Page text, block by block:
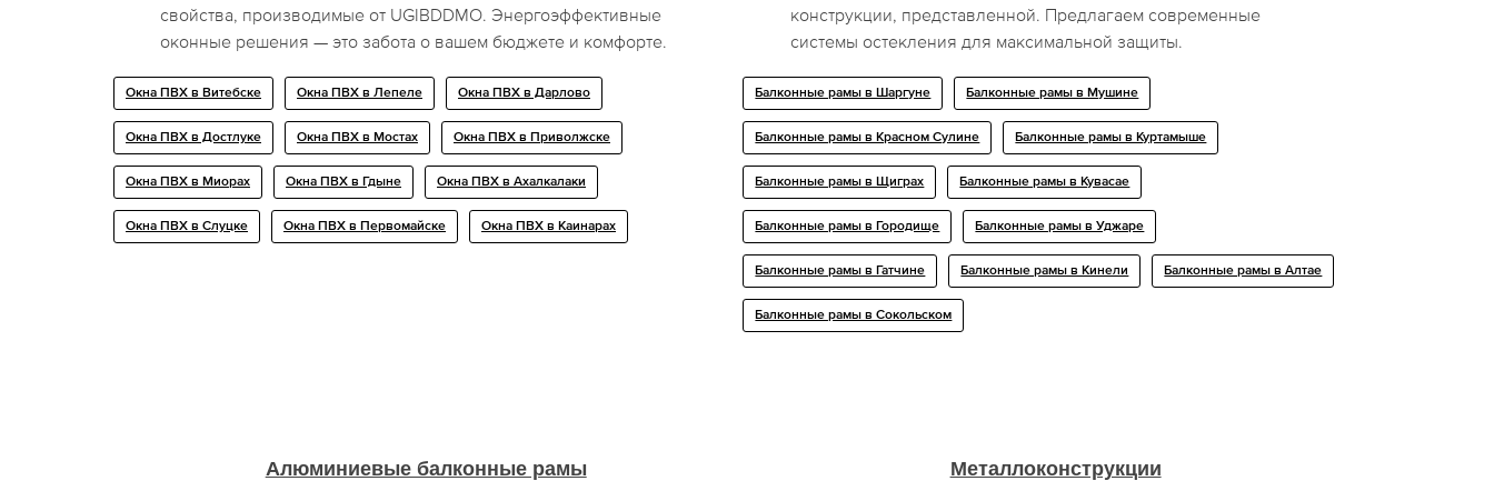
свойства, производимые от UGIBDDMO. Энергоэффективные
оконные решения — это забота о вашем бюджете и комфорте.
Окна ПВХ в Витебске Окна ПВХ в Лепеле Окна ПВХ в Дарлово
Окна ПВХ в Достлуке Окна ПВХ в Мостах Окна ПВХ в Приволжске
Окна ПВХ в Миорах Окна ПВХ в Гдыне Окна ПВХ в Ахалкалаки
Окна ПВХ в Слуцке Окна ПВХ в Первомайске Окна ПВХ в Каинарах
конструкции, представленной. Предлагаем современные
системы остекления для максимальной защиты.
Балконные рамы в Шаргуне Балконные рамы в Мушине
Балконные рамы в Красном Сулине Балконные рамы в Куртамыше
Балконные рамы в Щиграх Балконные рамы в Кувасае
Балконные рамы в Городище Балконные рамы в Уджаре
Балконные рамы в Гатчине Балконные рамы в Кинели Балконные рамы в Алтае
Балконные рамы в Сокольском
Алюминиевые балконные рамы Металлоконструкции